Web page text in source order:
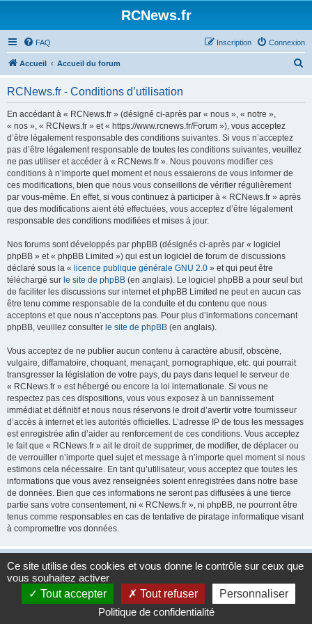
RCNews.fr
FAQ Connexion
Inscription
Accueil Accueil du forum
RCNews.fr - Conditions d’utilisation
En accédant à « RCNews.fr » (désigné ci-après par « nous », « notre »,
« nos », « RCNews.fr » et « https://www.rcnews.fr/Forum »), vous acceptez
d’être légalement responsable des conditions suivantes. Si vous n’acceptez
pas d’être légalement responsable de toutes les conditions suivantes, veuillez
ne pas utiliser et accéder à « RCNews.fr ». Nous pouvons modifier ces
conditions à n’importe quel moment et nous essaierons de vous informer de
ces modifications, bien que nous vous conseillons de vérifier régulièrement
par vous-même. En effet, si vous continuez à participer à « RCNews.fr » après
que des modifications aient été effectuées, vous acceptez d’être légalement
responsable des conditions modifiées et mises à jour.
Nos forums sont développés par phpBB (désignés ci-après par « logiciel
phpBB » et « phpBB Limited ») qui est un logiciel de forum de discussions
déclaré sous la « licence publique générale GNU 2.0 » et qui peut être
téléchargé sur le site de phpBB (en anglais). Le logiciel phpBB a pour seul but
de faciliter les discussions sur internet et phpBB Limited ne peut en aucun cas
être tenu comme responsable de la conduite et du contenu que nous
acceptons et que nous n’acceptons pas. Pour plus d’informations concernant
phpBB, veuillez consulter le site de phpBB (en anglais).
Vous acceptez de ne publier aucun contenu à caractère abusif, obscène,
vulgaire, diffamatoire, choquant, menaçant, pornographique, etc. qui pourrait
transgresser la législation de votre pays, du pays dans lequel le serveur de
« RCNews.fr » est hébergé ou encore la loi internationale. Si vous ne
respectez pas ces dispositions, vous vous exposez à un bannissement
immédiat et définitif et nous nous réservons le droit d’avertir votre fournisseur
d’accès à internet et les autorités officielles. L’adresse IP de tous les messages
est enregistrée afin d’aider au renforcement de ces conditions. Vous acceptez
le fait que « RCNews.fr » ait le droit de supprimer, de modifier, de déplacer ou
de verrouiller n’importe quel sujet et message à n’importe quel moment si nous
estimons cela nécessaire. En tant qu’utilisateur, vous acceptez que toutes les
informations que vous avez renseignées soient enregistrées dans notre base
de données. Bien que ces informations ne seront pas diffusées à une tierce
partie sans votre consentement, ni « RCNews.fr », ni phpBB, ne pourront être
tenus comme responsables en cas de tentative de piratage informatique visant
à compromettre vos données.
Accueil Accueil du forum Fuseau horaire sur
Développé parphpBB® Forum Software © phpBB Limited
Traduction française officielle©
Confidentialité|Conditions
Panneau de gestion des cookies
Ce site utilise des cookies et vous donne le contrôle sur ceux que
vous souhaitez activer
Tout accepter
Tout refuser
Personnaliser
Politique de confidentialité